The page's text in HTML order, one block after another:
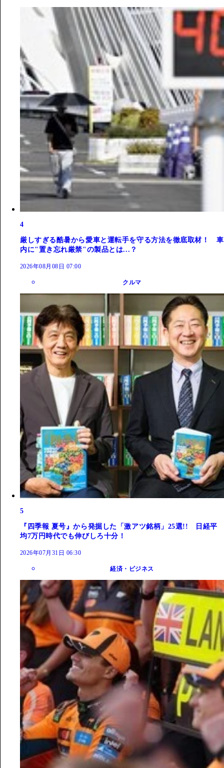
4
厳しすぎる酷暑から愛車と運転手を守る方法を徹底取材！ 車
内に"置き忘れ厳禁"の製品とは...？
2026年08月08日 07:00
クルマ
5
『四季報 夏号』から発掘した「激アツ銘柄」25選!! 日経平
均7万円時代でも伸びしろ十分！
2026年07月31日 06:30
経済・ビジネス